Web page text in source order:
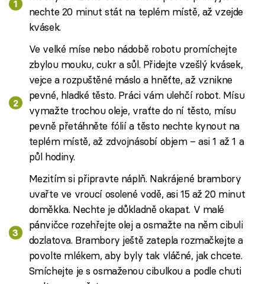
nechte 20 minut stát na teplém místě, až vzejde
kvásek.
Ve velké míse nebo nádobě robotu promíchejte
zbylou mouku, cukr a sůl. Přidejte vzešlý kvásek,
vejce a rozpuštěné máslo a hněťte, až vznikne
pevné, hladké těsto. Práci vám ulehčí robot. Mísu
vymažte trochou oleje, vraťte do ní těsto, mísu
pevně přetáhněte fólií a těsto nechte kynout na
teplém místě, až zdvojnásobí objem – asi 1 až 1 a
půl hodiny.
Mezitím si připravte náplň. Nakrájené brambory
uvařte ve vroucí osolené vodě, asi 15 až 20 minut
doměkka. Nechte je důkladně okapat. V malé
pánvičce rozehřejte olej a osmažte na něm cibuli
dozlatova. Brambory ještě zatepla rozmačkejte a
povolte mlékem, aby byly tak vláčné, jak chcete.
Smíchejte je s osmaženou cibulkou a podle chuti